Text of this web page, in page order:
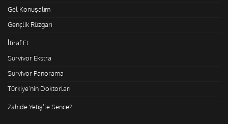
Gel Konuşalım
Gençlik Rüzgarı
İtiraf Et
Survivor Ekstra
Survivor Panorama
Türkiye'nin Doktorları
Zahide Yetiş'le Sence?